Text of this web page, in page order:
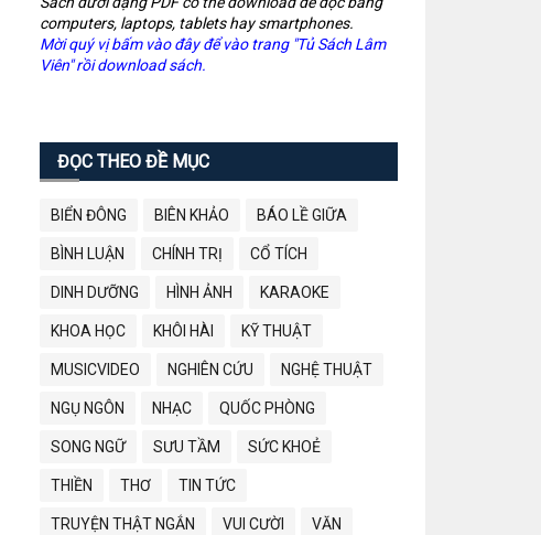
computers, laptops, tablets hay smartphones.
Mời quý vị bấm vào đây để vào trang "Tủ Sách Lâm
Viên" rồi download sách.
ĐỌC THEO ĐỀ MỤC
BIỂN ĐÔNG BIÊN KHẢO BÁO LỀ GIỮA
BÌNH LUẬN CHÍNH TRỊ CỔ TÍCH
DINH DƯỠNG HÌNH ẢNH KARAOKE
KHOA HỌC KHÔI HÀI KỸ THUẬT
MUSICVIDEO NGHIÊN CỨU NGHỆ THUẬT
NGỤ NGÔN NHẠC QUỐC PHÒNG
SONG NGỮ SƯU TẦM SỨC KHOẺ
THIỀN THƠ TIN TỨC
TRUYỆN THẬT NGẮN VUI CƯỜI VĂN